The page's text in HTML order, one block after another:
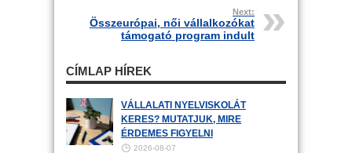
Next:
Összeurópai, női vállalkozókat
támogató program indult
CÍMLAP HÍREK
VÁLLALATI NYELVISKOLÁT
KERES? MUTATJUK, MIRE
ÉRDEMES FIGYELNI
2026-08-07